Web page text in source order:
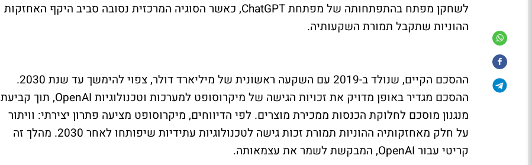
לשחקן מפתח בהתפתחותה של מפתחת ChatGPT, כאשר הסוגיה המרכזית נסובה סביב היקף האחזקות
ההוניות שתקבל תמורת השקעותיה.
ההסכם הקיים, שנולד ב-2019 עם השקעה ראשונית של מיליארד דולר, צפוי להימשך עד שנת 2030.
ההסכם מגדיר באופן מדויק את זכויות הגישה של מיקרוסופט למערכות וטכנולוגיות OpenAI, תוך קביעת
מנגנון מוסכם לחלוקת הכנסות ממכירת מוצרים. לפי הדיווחים, מיקרוסופט מציעה פתרון יצירתי: וויתור
על חלק מאחזקותיה ההוניות תמורת זכות גישה לטכנולוגיות עתידיות שיפותחו לאחר 2030. מהלך זה
קריטי עבור OpenAI, המבקשת לשמר את עצמאותה.